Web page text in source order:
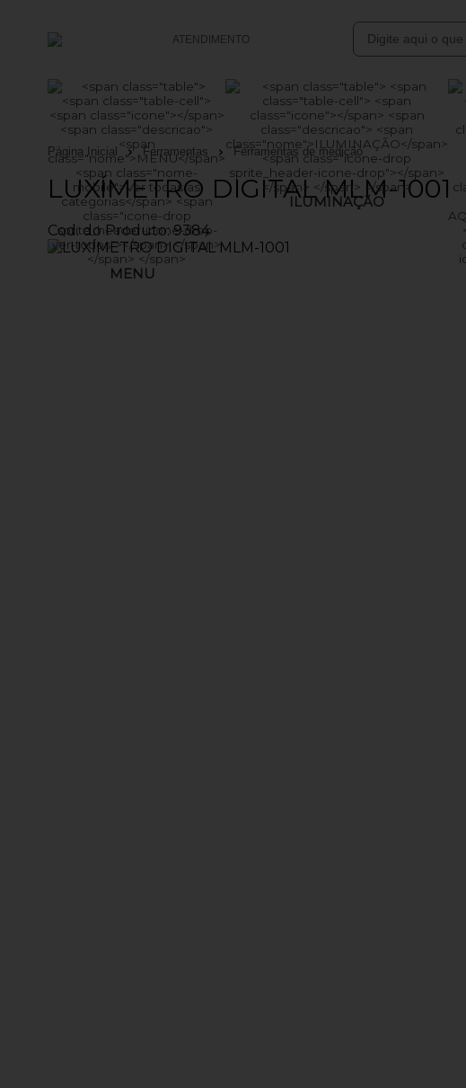
ATENDIMENTO
(47) 99761-0152
vendasonline@batsolucoes.com.br
Central de Ajuda
MENU
ILUMINAÇÃO
Página Inicial Ferramentas Ferramentas de medição
LUXÍMETRO DIGITAL MLM-1001
Cod. do Produto: 9384